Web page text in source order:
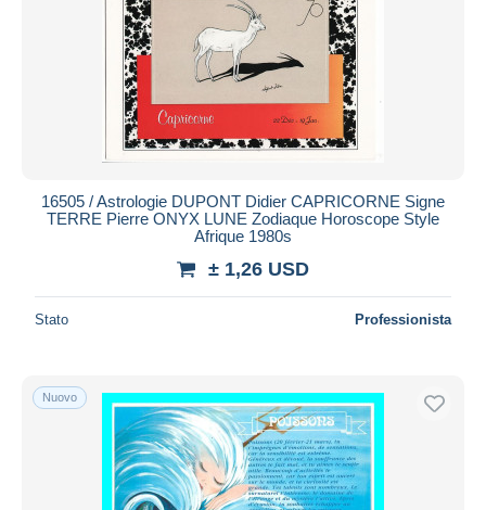
16505 / Astrologie DUPONT Didier CAPRICORNE Signe
TERRE Pierre ONYX LUNE Zodiaque Horoscope Style
Afrique 1980s
± 1,26 USD
Stato Professionista
Nuovo